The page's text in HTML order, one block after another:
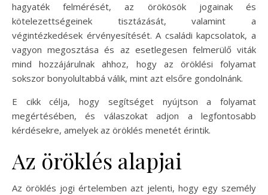
hagyaték felmérését, az örökösök jogainak és
kötelezettségeinek tisztázását, valamint a
végintézkedések érvényesítését. A családi kapcsolatok, a
vagyon megosztása és az esetlegesen felmerülő viták
mind hozzájárulnak ahhoz, hogy az öröklési folyamat
sokszor bonyolultabbá válik, mint azt elsőre gondolnánk.
E cikk célja, hogy segítséget nyújtson a folyamat
megértésében, és válaszokat adjon a legfontosabb
kérdésekre, amelyek az öröklés menetét érintik.
Az öröklés alapjai
Az öröklés jogi értelemben azt jelenti, hogy egy személy